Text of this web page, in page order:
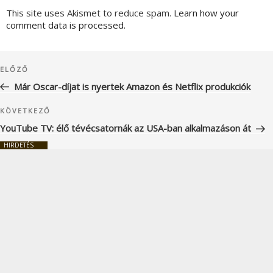
This site uses Akismet to reduce spam. Learn how your
comment data is processed.
navigáció
Korábbi
bejegyzés
ELŐZŐ
Már Oscar-díjat is nyertek Amazon és Netflix produkciók
Következő
bejegyzés
KÖVETKEZŐ
YouTube TV: élő tévécsatornák az USA-ban alkalmazáson át
HIRDETÉS